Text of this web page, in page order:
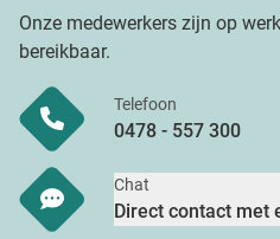
Onze medewerkers zijn op
bereikbaar.
Telefoon
0478 - 557 300
Chat
Direct contact met